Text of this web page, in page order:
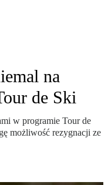
na
de Ski
w programie Tour de
możliwość rezygnacji ze